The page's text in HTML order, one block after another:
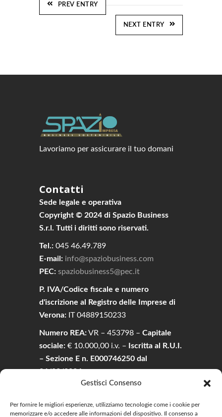
Gestisci Consenso
Per fornire le migliori esperienze, utilizziamo tecnologie come i cookie per
memorizzare e/o accedere alle informazioni del dispositivo. Il consenso a
PREV ENTRY
NEXT ENTRY
Lavoriamo per assicurare il tuo domani
Contatti
Sede legale e operativa
Copyright © 2024 di Spazio Business
S.r.l. Tutti i diritti sono riservati.
Tel.: 045 46.49.789
E-mail: info@spaziobusiness.com
PEC: spaziobusiness5@pec.it
P. IVA/Codice fiscale e numero
d'iscrizione al Registro delle Imprese di
Verona: IT 04889150233
Numero REA:VR – 453798 – Capitale
sociale: € 10.000,00 i.v. –
Iscritta al R.U.I.
– Sezione E n. E000746250 dal
26/02/2024.
Via P. Gobetti, 9 37138 Verona (VR)